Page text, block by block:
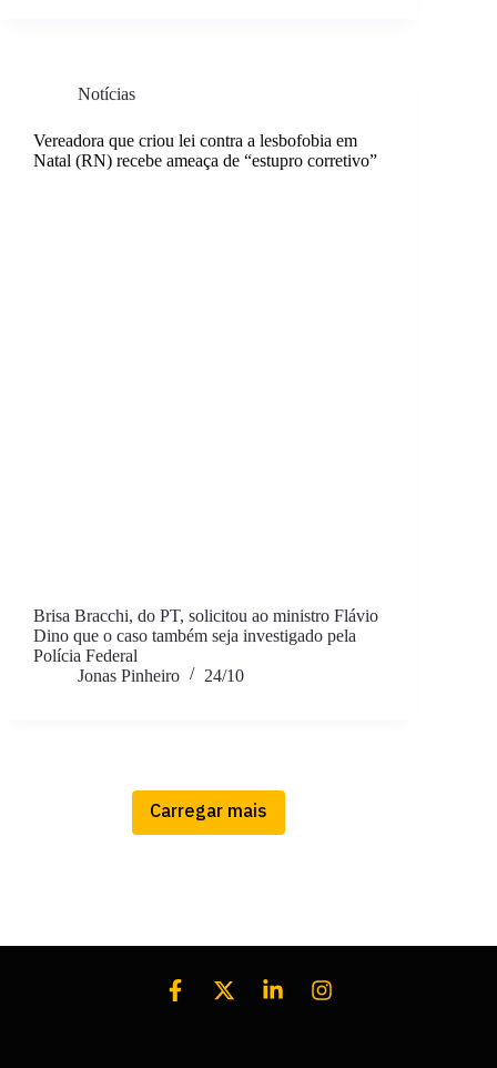
Notícias
Vereadora que criou lei contra a lesbofobia em
Natal (RN) recebe ameaça de “estupro corretivo”
Brisa Bracchi, do PT, solicitou ao ministro Flávio
Dino que o caso também seja investigado pela
Polícia Federal
Jonas Pinheiro
24/10
Carregar mais